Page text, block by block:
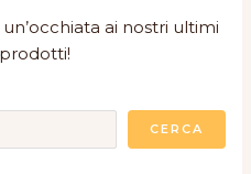
ai nostri ultimi
CERCA